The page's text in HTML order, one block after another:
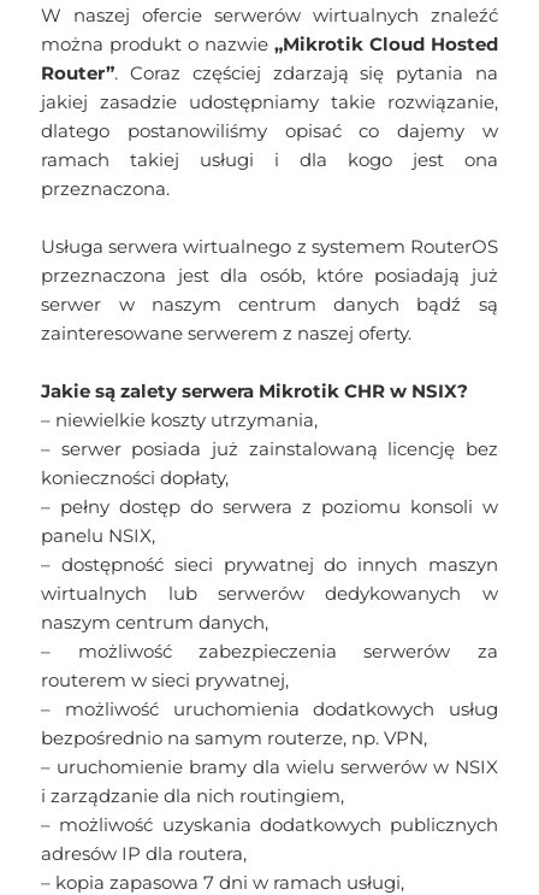
W naszej ofercie serwerów wirtualnych znaleźć
można produkt o nazwie „Mikrotik Cloud Hosted
Router”. Coraz częściej zdarzają się pytania na
jakiej zasadzie udostępniamy takie rozwiązanie,
dlatego postanowiliśmy opisać co dajemy w
ramach takiej usługi i dla kogo jest ona
przeznaczona.
Usługa serwera wirtualnego z systemem RouterOS
przeznaczona jest dla osób, które posiadają już
serwer w naszym centrum danych bądź są
zainteresowane serwerem z naszej oferty.
Jakie są zalety serwera Mikrotik CHR w NSIX?
– niewielkie koszty utrzymania,
– serwer posiada już zainstalowaną licencję bez
konieczności dopłaty,
– pełny dostęp do serwera z poziomu konsoli w
panelu NSIX,
– dostępność sieci prywatnej do innych maszyn
wirtualnych lub serwerów dedykowanych w
naszym centrum danych,
– możliwość zabezpieczenia serwerów za
routerem w sieci prywatnej,
– możliwość uruchomienia dodatkowych usług
bezpośrednio na samym routerze, np. VPN,
– uruchomienie bramy dla wielu serwerów w NSIX
i zarządzanie dla nich routingiem,
– możliwość uzyskania dodatkowych publicznych
adresów IP dla routera,
– kopia zapasowa 7 dni w ramach usługi,